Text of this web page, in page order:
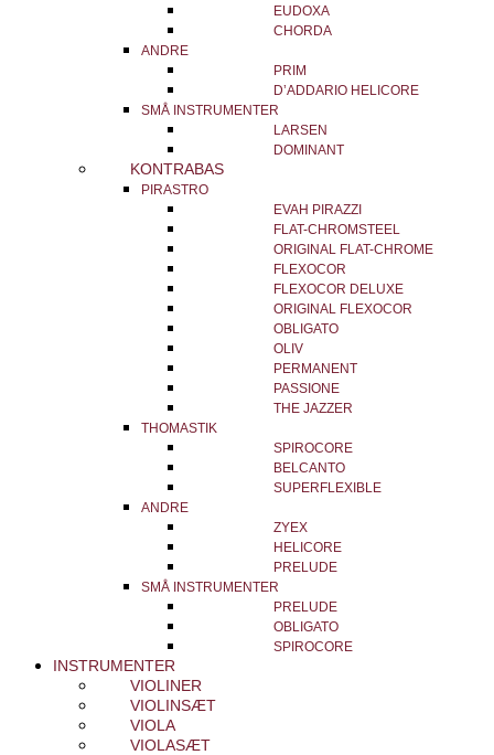
EUDOXA
CHORDA
ANDRE
PRIM
D’ADDARIO HELICORE
SMÅ INSTRUMENTER
LARSEN
DOMINANT
KONTRABAS
PIRASTRO
EVAH PIRAZZI
FLAT-CHROMSTEEL
ORIGINAL FLAT-CHROME
FLEXOCOR
FLEXOCOR DELUXE
ORIGINAL FLEXOCOR
OBLIGATO
OLIV
PERMANENT
PASSIONE
THE JAZZER
THOMASTIK
SPIROCORE
BELCANTO
SUPERFLEXIBLE
ANDRE
ZYEX
HELICORE
PRELUDE
SMÅ INSTRUMENTER
PRELUDE
OBLIGATO
SPIROCORE
INSTRUMENTER
VIOLINER
VIOLINSÆT
VIOLA
VIOLASÆT